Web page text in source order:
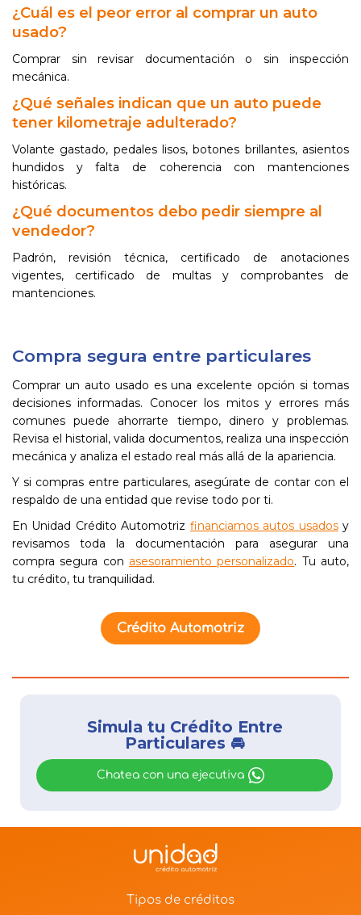
¿Cuál es el peor error al comprar un auto
usado?
Comprar sin revisar documentación o sin inspección
mecánica.
¿Qué señales indican que un auto puede
tener kilometraje adulterado?
Volante gastado, pedales lisos, botones brillantes, asientos
hundidos y falta de coherencia con mantenciones
históricas.
¿Qué documentos debo pedir siempre al
vendedor?
Padrón, revisión técnica, certificado de anotaciones
vigentes, certificado de multas y comprobantes de
mantenciones.
Compra segura entre particulares
Comprar un auto usado es una excelente opción si tomas
decisiones informadas. Conocer los mitos y errores más
comunes puede ahorrarte tiempo, dinero y problemas.
Revisa el historial, valida documentos, realiza una inspección
mecánica y analiza el estado real más allá de la apariencia.
Y si compras entre particulares, asegúrate de contar con el
respaldo de una entidad que revise todo por ti.
En Unidad Crédito Automotriz financiamos autos usadosy
revisamos toda la documentación para asegurar una
compra segura con asesoramiento personalizado. Tu auto,
tu crédito, tu tranquilidad.
Crédito Automotriz
Simula tu Crédito Entre
Particulares 🚘
Chatea con una ejecutiva
Tipos de créditos